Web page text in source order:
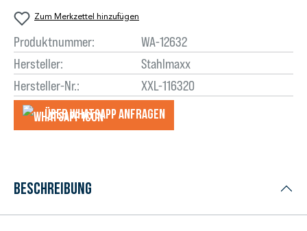
Zum Merkzettel hinzufügen
Produktnummer:
WA-12632
Hersteller:
Stahlmaxx
Hersteller-Nr.:
XXL-116320
Über WhatsApp anfragеn
Beschreibung